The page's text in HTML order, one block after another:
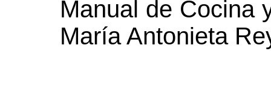
Manual de Cocina
María Antonieta